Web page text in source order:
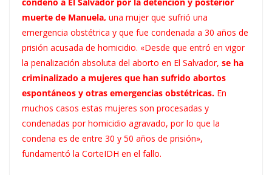
muerte de Manuela, una mujer que sufrió una
emergencia obstétrica y que fue condenada a 30 años de
prisión acusada de homicidio. «Desde que entró en vigor
la penalización absoluta del aborto en El Salvador, se ha
criminalizado a mujeres que han sufrido abortos
espontáneos y otras emergencias obstétricas. En
muchos casos estas mujeres son procesadas y
condenadas por homicidio agravado, por lo que la
condena es de entre 30 y 50 años de prisión»,
fundamentó la CorteIDH en el fallo.